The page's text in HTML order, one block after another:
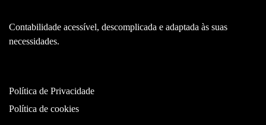
Contabilidade acessível, descomplicada e adaptada às suas
necessidades.
Política de Privacidade
Política de cookies